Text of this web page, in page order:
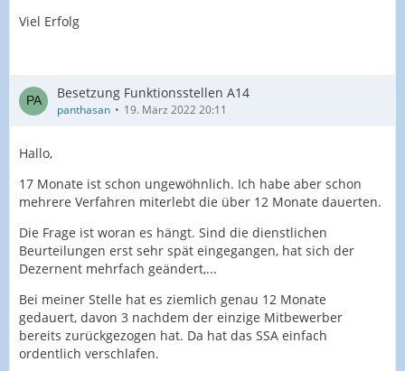
Viel Erfolg
Besetzung Funktionsstellen A14
panthasan 19. März 2022 20:11
Hallo,
17 Monate ist schon ungewöhnlich. Ich habe aber schon
mehrere Verfahren miterlebt die über 12 Monate dauerten.
Die Frage ist woran es hängt. Sind die dienstlichen
Beurteilungen erst sehr spät eingegangen, hat sich der
Dezernent mehrfach geändert,...
Bei meiner Stelle hat es ziemlich genau 12 Monate
gedauert, davon 3 nachdem der einzige Mitbewerber
bereits zurückgezogen hat. Da hat das SSA einfach
ordentlich verschlafen.